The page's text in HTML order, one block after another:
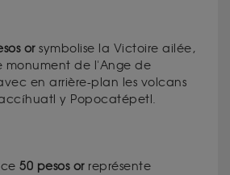
orsymbolise la Victoire ailée,
monument de l'Ange de
en arrière-plan les volcans
y Popocatépetl.
50 pesos orreprésente